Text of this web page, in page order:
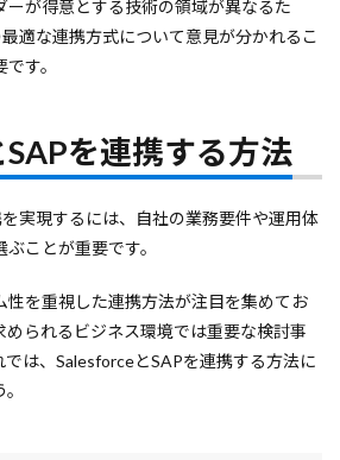
ーが得意とする技術の領域が異なるた
適な連携方式について意見が分かれるこ
す。
を連携する方法
実現するには、自社の業務要件や運用体
ことが重要です。
性を重視した連携方法が注目を集めてお
められるビジネス環境では重要な検討事
は、SalesforceとSAPを連携する方法に